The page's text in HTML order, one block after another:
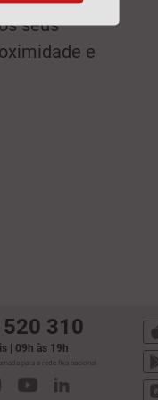
seus
e
310
| 09h às 19h
para a rede fixa nacional